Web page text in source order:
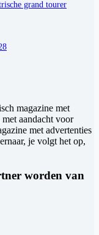
grand tourer
magazine met
aandacht voor
met advertenties
je volgt het op,
worden van